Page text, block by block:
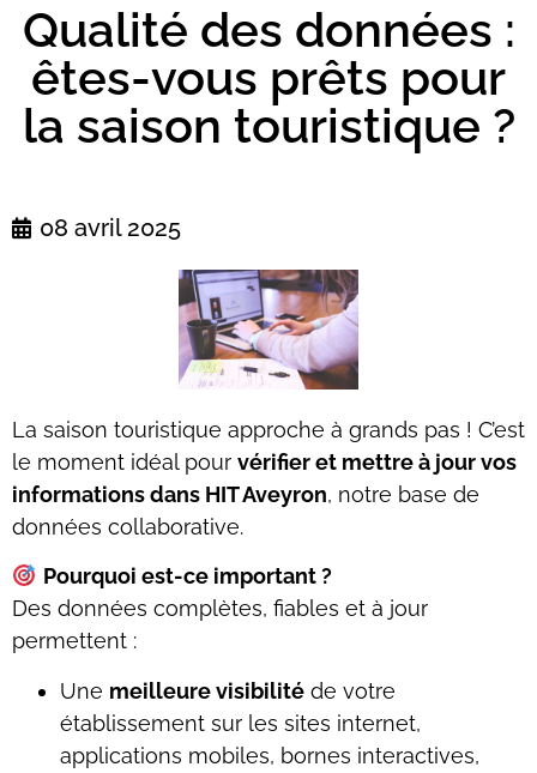
Qualité des données :
êtes-vous prêts pour
la saison touristique ?
08 avril 2025
La saison touristique approche à grands pas ! C’est
le moment idéal pour vérifier et mettre à jour vos
informations dans HIT Aveyron, notre base de
données collaborative.
Pourquoi est-ce important ?
Des données complètes, fiables et à jour
permettent :
Une meilleure visibilité de votre
établissement sur les sites internet,
applications mobiles, bornes interactives,